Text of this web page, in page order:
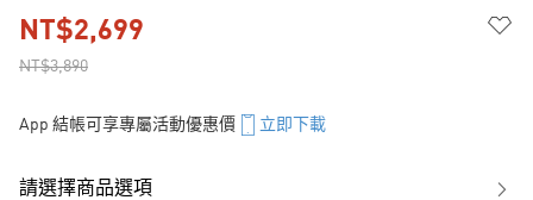
NT$3,890
NT$2,699
App 結帳可享專屬活動優惠價 立即下載
請選擇商品選項